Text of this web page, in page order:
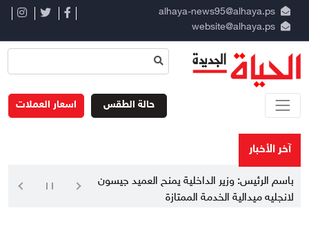
alhaya-news95@alhaya.ps
website@alhaya.ps
اسعار العملات حالة الطقس
آخر الأخبار
باسم الرئيس: وزير الداخلية يمنح العميد جيسون
لانجليه ميدالية الخدمة الممتازة